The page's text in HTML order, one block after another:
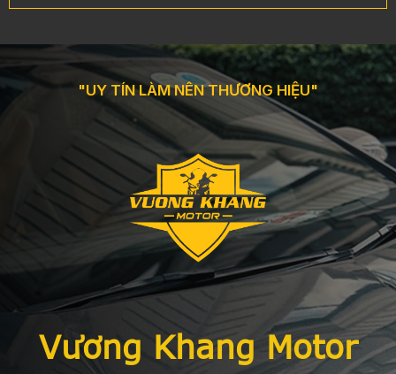
"UY TÍN LÀM NÊN THƯƠNG HIỆU"
Vương Khang Motor